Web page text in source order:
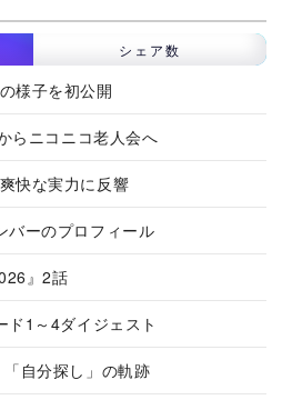
シェア数
様子を初公開
らニコニコ老人会へ
快な実力に反響
バーのプロフィール
』2話
ド1～4ダイジェスト
自分探し」の軌跡